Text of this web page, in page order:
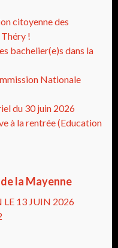
citoyenne des
!
bachelier(e)s dans la
Nationale
du 30 juin 2026
à la rentrée (Education
la Mayenne
13 JUIN 2026